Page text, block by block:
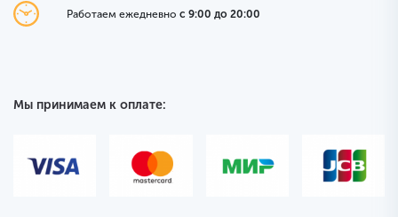
Работаем ежедневно с 9:00 до 20:00
Мы принимаем к оплате: